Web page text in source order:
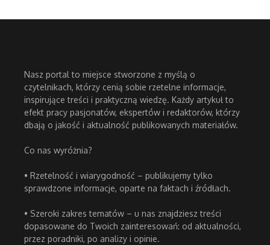
Nasz portal to miejsce stworzone z myślą o
czytelnikach, którzy cenią sobie rzetelne informacje,
inspirujące treści i praktyczną wiedzę. Każdy artykuł to
efekt pracy pasjonatów, ekspertów i redaktorów, którzy
dbają o jakość i aktualność publikowanych materiałów.
Co nas wyróżnia?
• Rzetelność i wiarygodność – publikujemy tylko
sprawdzone informacje, oparte na faktach i źródłach.
• Szeroki zakres tematów – u nas znajdziesz treści
dopasowane do Twoich zainteresowań: od aktualności,
przez poradniki, po analizy i opinie.